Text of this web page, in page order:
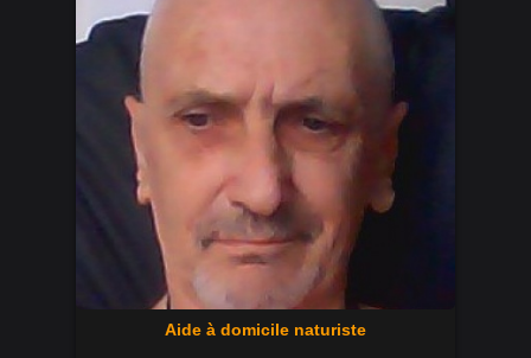
Aide à domicile naturiste